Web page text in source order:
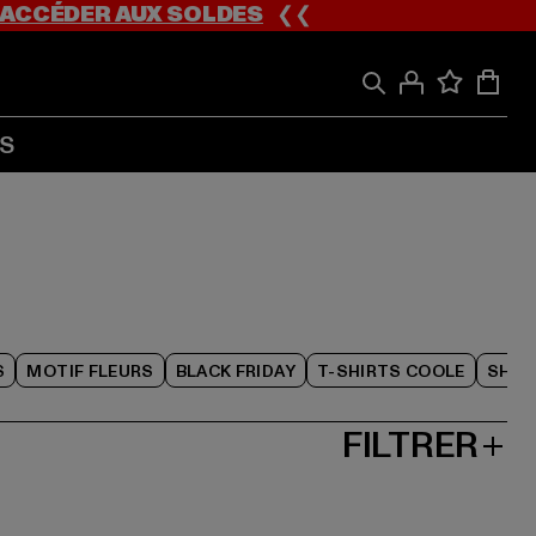
ACCÉDER AUX SOLDES❮❮
MOTIF FLEURS BLACK FRIDAY T-SHIRTS COOLE
FILTRER